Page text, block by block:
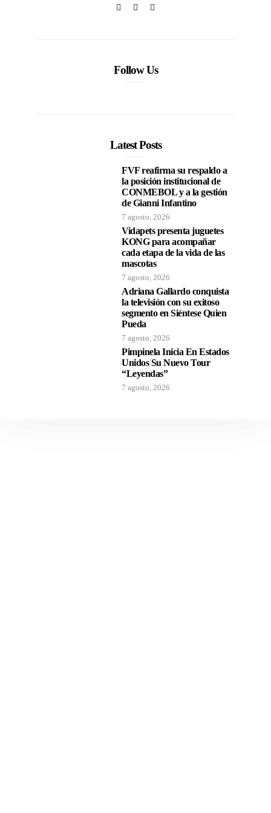
Follow Us
Latest Posts
FVF reafirma su respaldo a
la posición institucional de
CONMEBOL y a la gestión
de Gianni Infantino
7 agosto, 2026
Vidapets presenta juguetes
KONG para acompañar
cada etapa de la vida de las
mascotas
7 agosto, 2026
Adriana Gallardo conquista
la televisión con su exitoso
segmento en Siéntese Quien
Pueda
7 agosto, 2026
Pimpinela Inicia En Estados
Unidos Su Nuevo Tour
“Leyendas”
7 agosto, 2026